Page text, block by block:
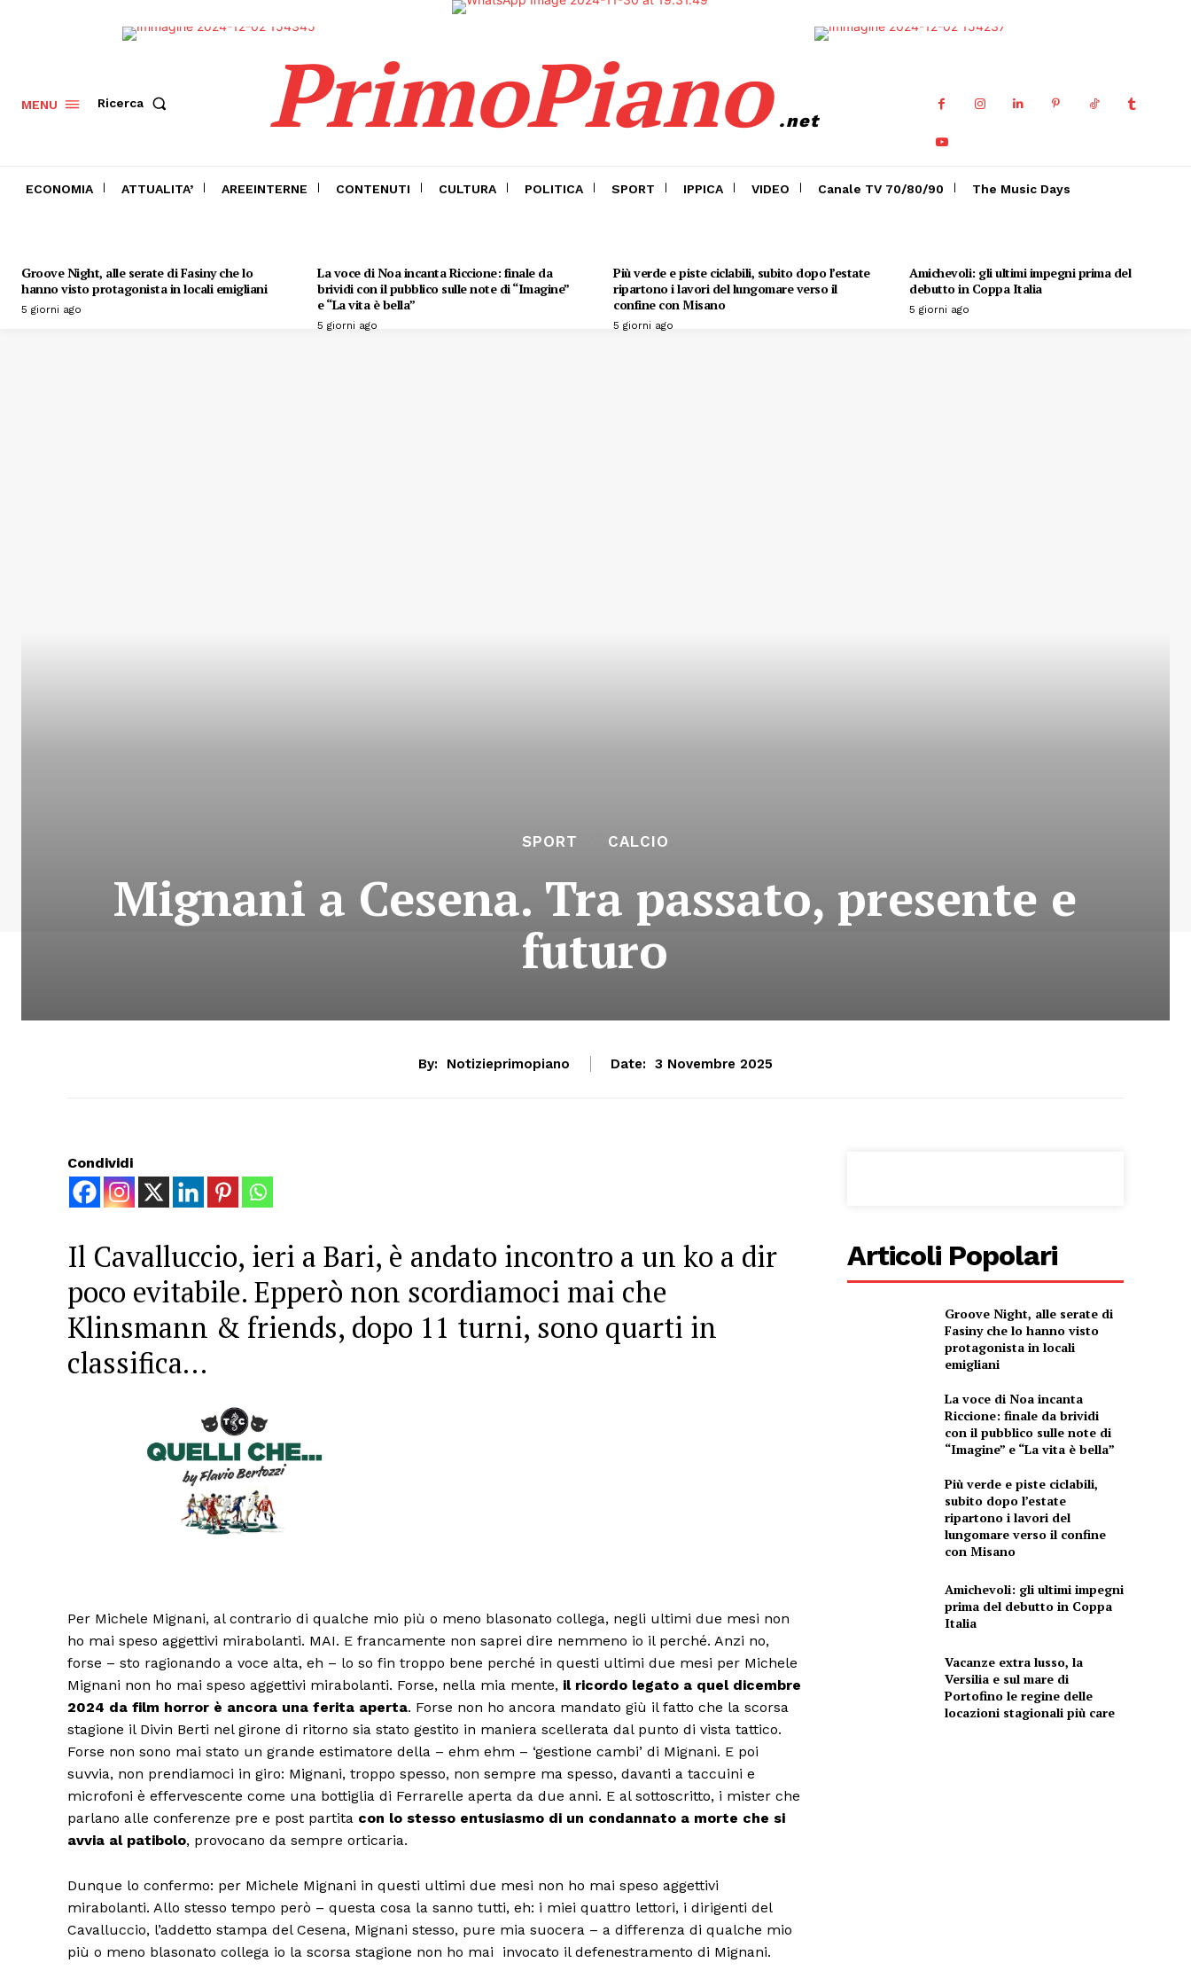
MENU Ricerca PrimoPiano .net
ECONOMIA ATTUALITA’ AREEINTERNE CONTENUTI CULTURA POLITICA SPORT IPPICA VIDEO Canale TV 70/80/90 The Music Days
Groove Night, alle serate di Fasiny che lo
hanno visto protagonista in locali emigliani
5 giorni ago
La voce di Noa incanta Riccione: finale da
brividi con il pubblico sulle note di “Imagine”
e “La vita è bella”
5 giorni ago
Più verde e piste ciclabili, subito dopo l’estate
ripartono i lavori del lungomare verso il
confine con Misano
5 giorni ago
Amichevoli: gli ultimi impegni prima del
debutto in Coppa Italia
5 giorni ago
SPORT CALCIO
Mignani a Cesena. Tra passato, presente e
futuro
By: Notizieprimopiano Date: 3 Novembre 2025
Condividi
Il Cavalluccio, ieri a Bari, è andato incontro a un ko a dir
poco evitabile. Epperò non scordiamoci mai che
Klinsmann & friends, dopo 11 turni, sono quarti in
classifica…
Per Michele Mignani, al contrario di qualche mio più o meno blasonato collega, negli ultimi due mesi non
ho mai speso aggettivi mirabolanti. MAI. E francamente non saprei dire nemmeno io il perché. Anzi no,
forse – sto ragionando a voce alta, eh – lo so fin troppo bene perché in questi ultimi due mesi per Michele
Mignani non ho mai speso aggettivi mirabolanti. Forse, nella mia mente, il ricordo legato a quel dicembre
2024 da film horror è ancora una ferita aperta. Forse non ho ancora mandato giù il fatto che la scorsa
stagione il Divin Berti nel girone di ritorno sia stato gestito in maniera scellerata dal punto di vista tattico.
Forse non sono mai stato un grande estimatore della – ehm ehm – ‘gestione cambi’ di Mignani. E poi
suvvia, non prendiamoci in giro: Mignani, troppo spesso, non sempre ma spesso, davanti a taccuini e
microfoni è effervescente come una bottiglia di Ferrarelle aperta da due anni. E al sottoscritto, i mister che
parlano alle conferenze pre e post partita con lo stesso entusiasmo di un condannato a morte che si
avvia al patibolo, provocano da sempre orticaria.
Dunque lo confermo: per Michele Mignani in questi ultimi due mesi non ho mai speso aggettivi
mirabolanti. Allo stesso tempo però – questa cosa la sanno tutti, eh: i miei quattro lettori, i dirigenti del
Cavalluccio, l’addetto stampa del Cesena, Mignani stesso, pure mia suocera – a differenza di qualche mio
più o meno blasonato collega io la scorsa stagione non ho mai invocato il defenestramento di Mignani.
Articoli Popolari
Groove Night, alle serate di
Fasiny che lo hanno visto
protagonista in locali
emigliani
La voce di Noa incanta
Riccione: finale da brividi
con il pubblico sulle note di
“Imagine” e “La vita è bella”
Più verde e piste ciclabili,
subito dopo l’estate
ripartono i lavori del
lungomare verso il confine
con Misano
Amichevoli: gli ultimi impegni
prima del debutto in Coppa
Italia
Vacanze extra lusso, la
Versilia e sul mare di
Portofino le regine delle
locazioni stagionali più care